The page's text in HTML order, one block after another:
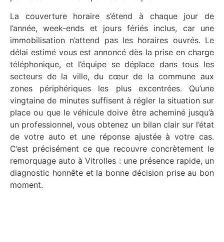
La couverture horaire s’étend à chaque jour de
l’année, week-ends et jours fériés inclus, car une
immobilisation n’attend pas les horaires ouvrés. Le
délai estimé vous est annoncé dès la prise en charge
téléphonique, et l’équipe se déplace dans tous les
secteurs de la ville, du cœur de la commune aux
zones périphériques les plus excentrées. Qu’une
vingtaine de minutes suffisent à régler la situation sur
place ou que le véhicule doive être acheminé jusqu’à
un professionnel, vous obtenez un bilan clair sur l’état
de votre auto et une réponse ajustée à votre cas.
C’est précisément ce que recouvre concrètement le
remorquage auto à Vitrolles : une présence rapide, un
diagnostic honnête et la bonne décision prise au bon
moment.